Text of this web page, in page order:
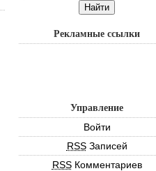
Рекламные ссылки
Управление
Войти
RSSЗаписей
RSSКомментариев